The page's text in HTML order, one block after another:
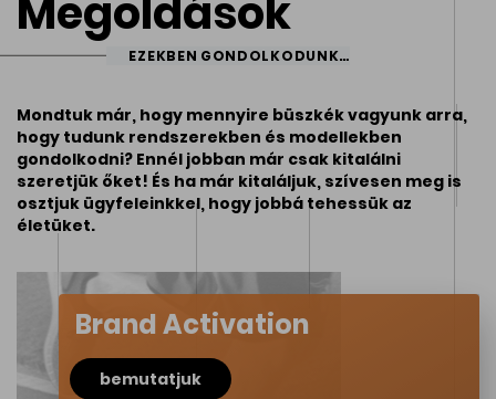
Megoldások
EZEKBEN GONDOLKODUNK…
Mondtuk már, hogy mennyire büszkék vagyunk arra,
hogy tudunk rendszerekben és modellekben
gondolkodni? Ennél jobban már csak kitalálni
szeretjük őket! És ha már kitaláljuk, szívesen meg is
osztjuk ügyfeleinkkel, hogy jobbá tehessük az
életüket.
Brand Activation
bemutatjuk